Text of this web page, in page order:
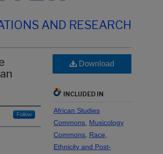
AND RESEARCH
Follow
Download
INCLUDED IN
African Studies
Commons Musicology
Commons Race,
Ethnicity and Post-